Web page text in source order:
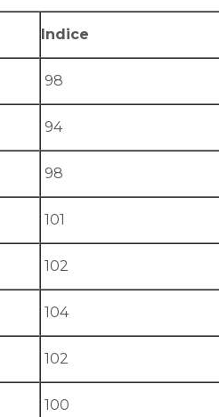
Indice
98
94
98
101
102
104
102
100